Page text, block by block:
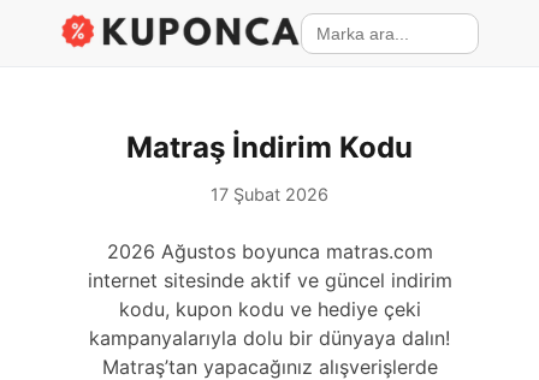
Matraş İndirim Kodu
17 Şubat 2026
2026 Ağustos boyunca matras.com
internet sitesinde aktif ve güncel indirim
kodu, kupon kodu ve hediye çeki
kampanyalarıyla dolu bir dünyaya dalın!
Matraş’tan yapacağınız alışverişlerde